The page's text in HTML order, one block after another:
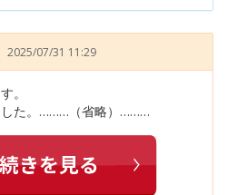
2025/07/31 11:29
。
した。………（省略）………